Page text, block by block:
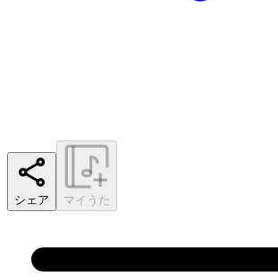
シェア マイうた